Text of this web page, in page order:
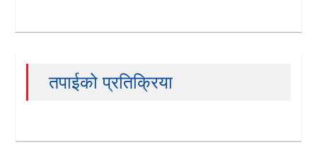
तपाईको प्रतिक्रिया